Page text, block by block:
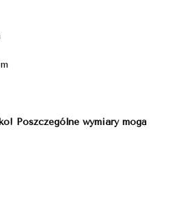
Poszczególne wymiary mogą